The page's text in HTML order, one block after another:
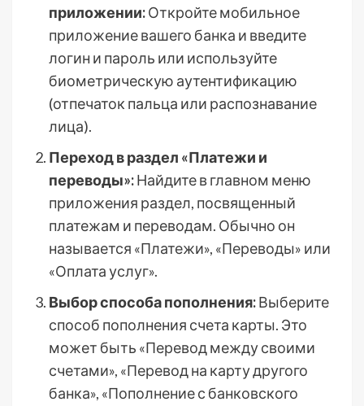
приложении:Откройте мобильное
приложение вашего банка и введите
логин и пароль или используйте
биометрическую аутентификацию
(отпечаток пальца или распознавание
лица).
Переход в раздел «Платежи и
переводы»:Найдите в главном меню
приложения раздел, посвященный
платежам и переводам. Обычно он
называется «Платежи», «Переводы» или
«Оплата услуг».
Выбор способа пополнения:Выберите
способ пополнения счета карты. Это
может быть «Перевод между своими
счетами», «Перевод на карту другого
банка», «Пополнение с банковского